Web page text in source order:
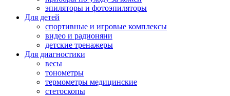
эпиляторы и фотоэпиляторы
Для детей
спортивные и игровые комплексы
видео и радионяни
детские тренажеры
Для диагностики
весы
тонометры
термометры медицинские
стетоскопы